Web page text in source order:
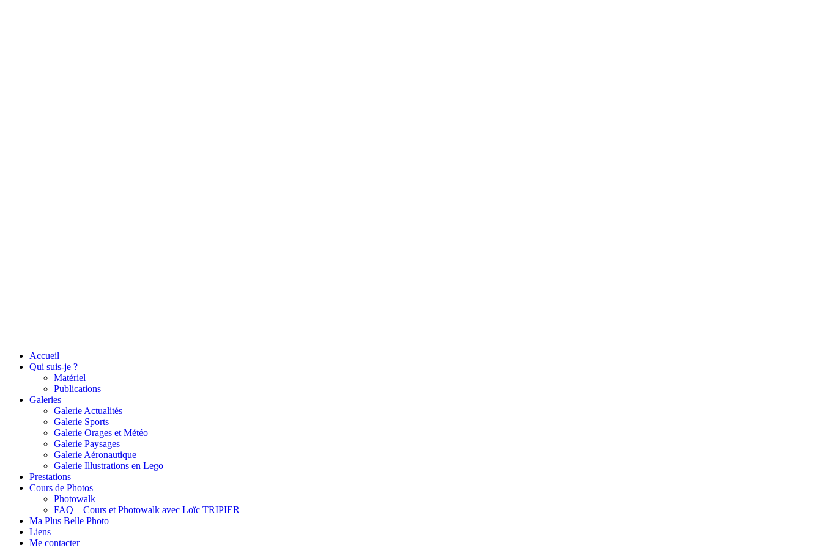
Accueil
Qui suis-je ?
Matériel
Publications
Galeries
Galerie Actualités
Galerie Sports
Galerie Orages et Météo
Galerie Paysages
Galerie Aéronautique
Galerie Illustrations en Lego
Prestations
Cours de Photos
Photowalk
FAQ – Cours et Photowalk avec Loïc TRIPIER
Ma Plus Belle Photo
Liens
Me contacter